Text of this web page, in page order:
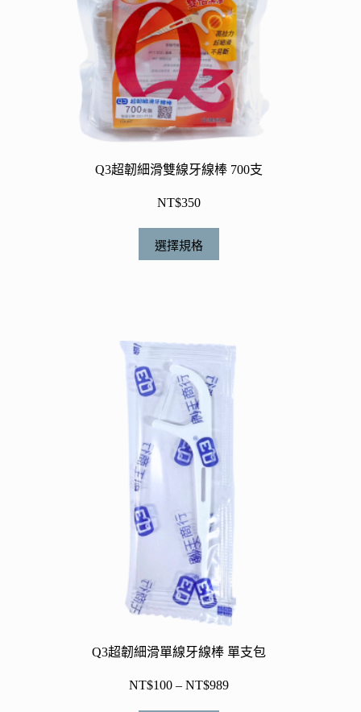
面
選
擇
選
項
Q3超韌細滑雙線牙線棒 700支
NT$350
選擇規格
此
產
式。
可
在
品
頁
擇
選
項
Q3超韌細滑單線牙線棒 單支包
NT$100 – NT$989價